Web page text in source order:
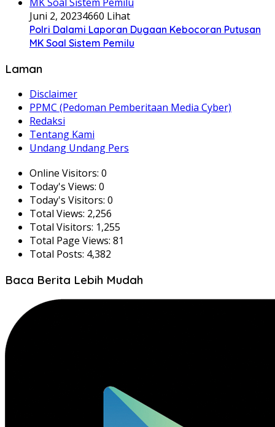
Juni 2, 20234660 Lihat
Polri Dalami Laporan Dugaan Kebocoran Putusan
MK Soal Sistem Pemilu
Laman
Disclaimer
PPMC (Pedoman Pemberitaan Media Cyber)
Redaksi
Tentang Kami
Undang Undang Pers
Online Visitors: 0
Today's Views: 0
Today's Visitors: 0
Total Views: 2,256
Total Visitors: 1,255
Total Page Views: 81
Total Posts: 4,382
Baca Berita Lebih Mudah